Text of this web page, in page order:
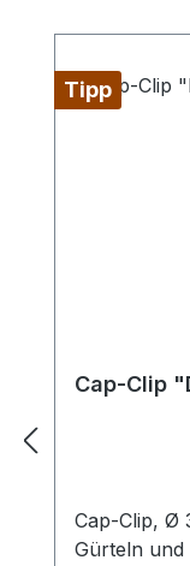
Tipp
Cap-Clip
Cap-Clip, Ø
Gürteln und